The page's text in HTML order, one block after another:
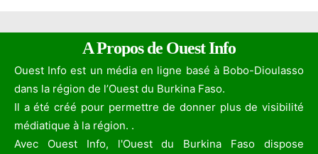
A Propos de Ouest Info
Ouest Info est un média en ligne basé à Bobo-Dioulasso
dans la région de l’Ouest du Burkina Faso.
Il a été créé pour permettre de donner plus de visibilité
médiatique à la région. .
Avec Ouest Info, l'Ouest du Burkina Faso dispose